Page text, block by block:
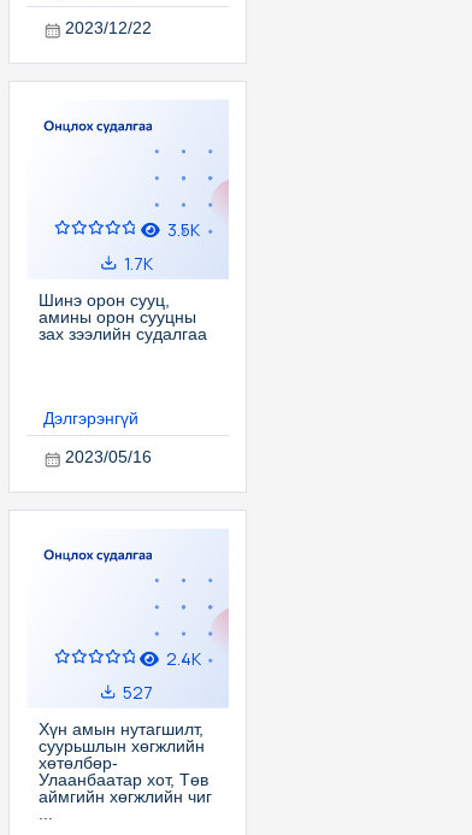
2023/12/22
3.5K
1.7K
Шинэ орон сууц,
амины орон сууцны
зах зээлийн судалгаа
Дэлгэрэнгүй
2023/05/16
2.4K
527
Хүн амын нутагшилт,
суурьшлын хөгжлийн
хөтөлбөр-
Улаанбаатар хот, Төв
аймгийн хөгжлийн чиг